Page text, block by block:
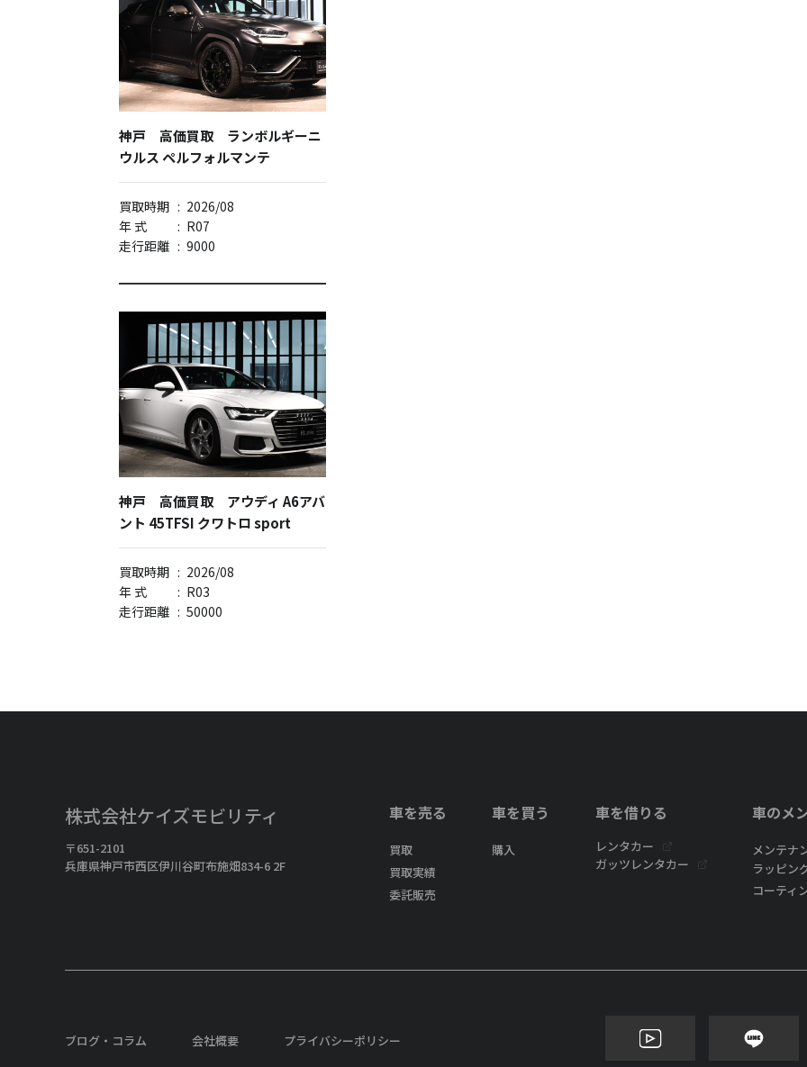
神戸 高価買取 ランボルギーニ
ウルス ペルフォルマンテ
買取時期 : 2026/08
年 式
: R07
走行距離 : 9000
神戸 高価買取 アウディ A6アバ
ント 45TFSI クワトロ sport
買取時期 : 2026/08
年 式
: R03
走行距離 : 50000
株式会社ケイズモビリティ
〒651-2101
兵庫県神戸市西区伊川谷町布施畑834-6 2F
車を売る
買取
買取実績
委託販売
車を買う
購入
車を借りる
レンタカー
ガッツレンタカー
車のメ
メンテナ
ラッピン
コーティ
ブログ・コラム 会社概要 プライバシーポリシー